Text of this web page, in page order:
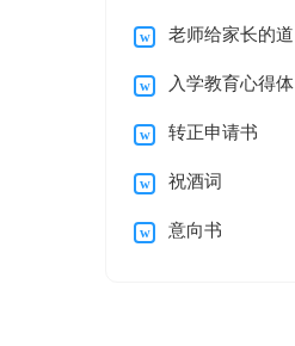
划锦集6篇
老师给家长的道
歉信汇总五篇
入学教育心得体
会(15篇)转正申请书
祝酒词
意向书